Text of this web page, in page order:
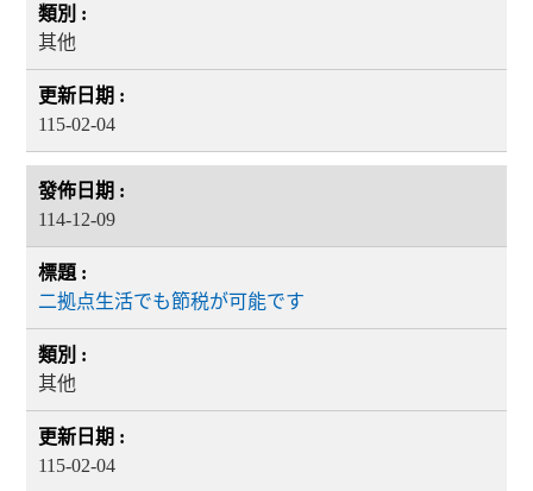
其他
115-02-04
114-12-09
二拠点生活でも節税が可能です
其他
115-02-04